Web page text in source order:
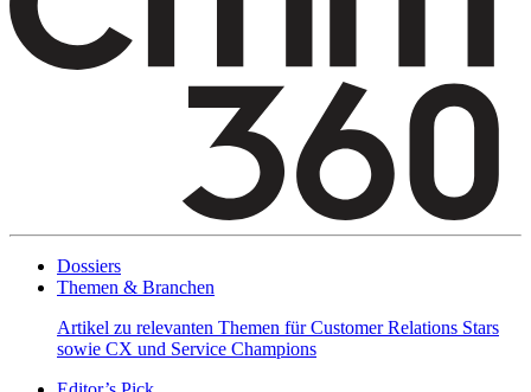
Dossiers
Themen & Branchen
Artikel zu relevanten Themen für Customer Relations Stars
sowie CX und Service Champions